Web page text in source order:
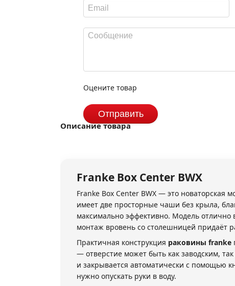
Оцените товар
Отправить
Описание товара
Franke Box Center BWX
Franke Box Center BWX — это новаторская
имеет две просторные чаши без крыла,
максимально эффективно. Модель
монтаж вровень со столешницей придаёт
Практичная конструкция раковины franke
— отверстие может быть как заводским,
и закрывается автоматически с помощью
нужно опускать руки в воду.